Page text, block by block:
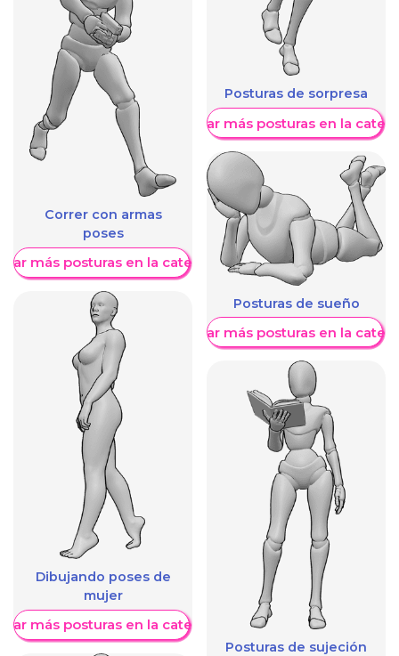
Correr con armas
poses
más posturas en la categoría
Dibujando poses de
mujer
más posturas en la categoría
Posturas de sorpresa
Mostrar más posturas en la
Posturas de sueño
Mostrar más posturas en la
Posturas de sujeción